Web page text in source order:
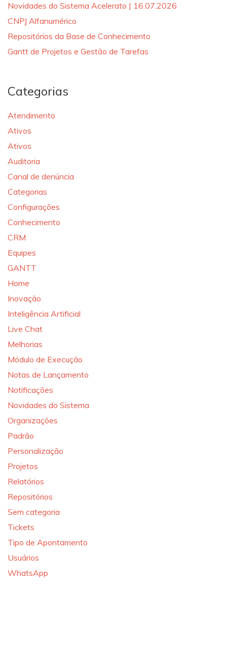
Novidades do Sistema Acelerato | 16.07.2026
CNPJ Alfanumérico
Repositórios da Base de Conhecimento
Gantt de Projetos e Gestão de Tarefas
Categorias
Atendimento
Ativos
Ativos
Auditoria
Canal de denúncia
Categorias
Configurações
Conhecimento
CRM
Equipes
GANTT
Home
Inovação
Inteligência Artificial
Live Chat
Melhorias
Módulo de Execução
Notas de Lançamento
Notificações
Novidades do Sistema
Organizações
Padrão
Personalização
Projetos
Relatórios
Repositórios
Sem categoria
Tickets
Tipo de Apontamento
Usuários
WhatsApp